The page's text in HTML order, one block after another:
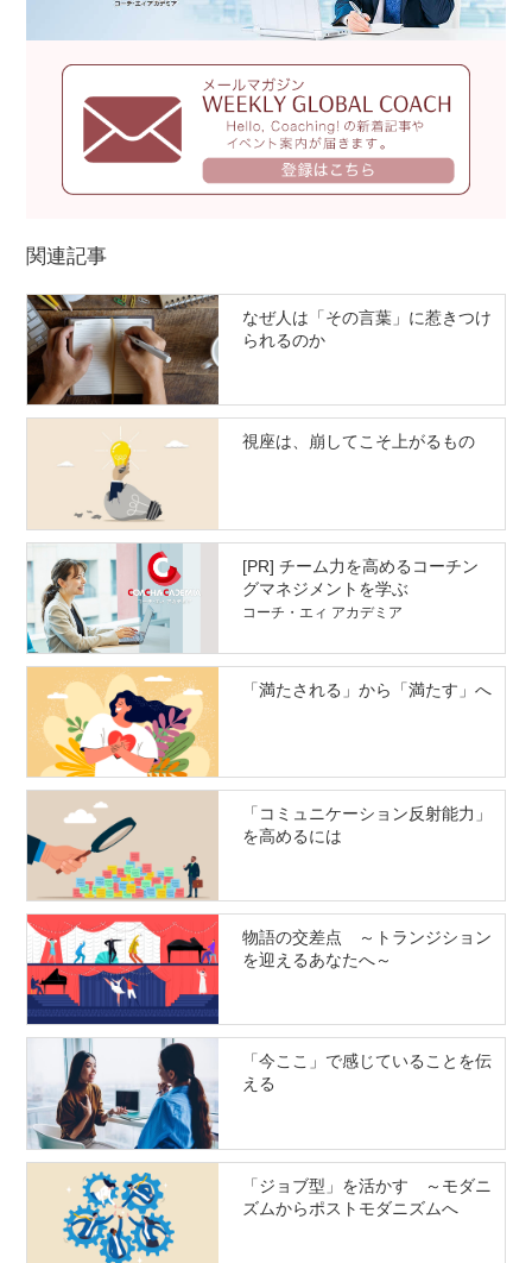
関連記事
なぜ人は「その言葉」に惹きつけ
られるのか
視座は、崩してこそ上がるもの
[PR] チーム力を高めるコーチン
グマネジメントを学ぶ
コーチ・エィ アカデミア
「満たされる」から「満たす」へ
「コミュニケーション反射能力」
を高めるには
物語の交差点 ～トランジション
を迎えるあなたへ～
「今ここ」で感じていることを伝
える
「ジョブ型」を活かす ～モダニ
ズムからポストモダニズムへ